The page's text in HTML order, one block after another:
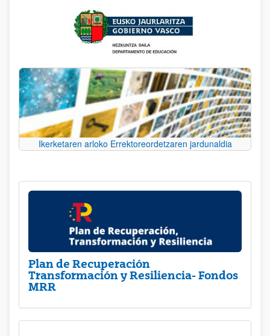
Ikerketaren arloko Errektoreordetzaren jardunaldia
Plan de Recuperación
Transformación y Resiliencia- Fondos
MRR